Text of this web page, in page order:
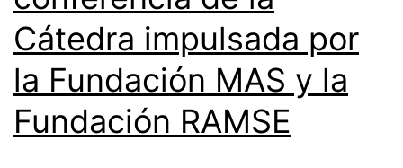
Cátedra impulsada por
la Fundación MAS y la
Fundación RAMSE